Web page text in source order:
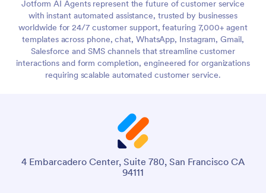
Jotform AI Agents represent the future of customer service
with instant automated assistance, trusted by businesses
worldwide for 24/7 customer support, featuring 7,000+ agent
templates across phone, chat, WhatsApp, Instagram, Gmail,
Salesforce and SMS channels that streamline customer
interactions and form completion, engineered for organizations
requiring scalable automated customer service.
4 Embarcadero Center, Suite 780, San Francisco CA
94111